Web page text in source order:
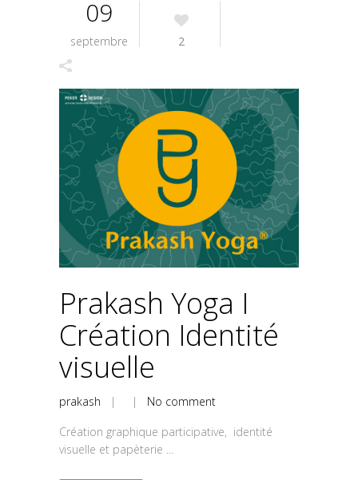
09
septembre 2
Prakash Yoga I
Création Identité
visuelle
prakash | | No comment
Création graphique participative, identité
visuelle et papèterie ...